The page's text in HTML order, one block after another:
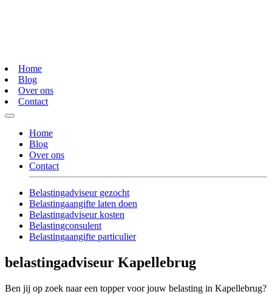
Home
Blog
Over ons
Contact
Home
Blog
Over ons
Contact
Belastingadviseur gezocht
Belastingaangifte laten doen
Belastingadviseur kosten
Belastingconsulent
Belastingaangifte particulier
belastingadviseur Kapellebrug
Ben jij op zoek naar een topper voor jouw belasting in Kapellebrug?